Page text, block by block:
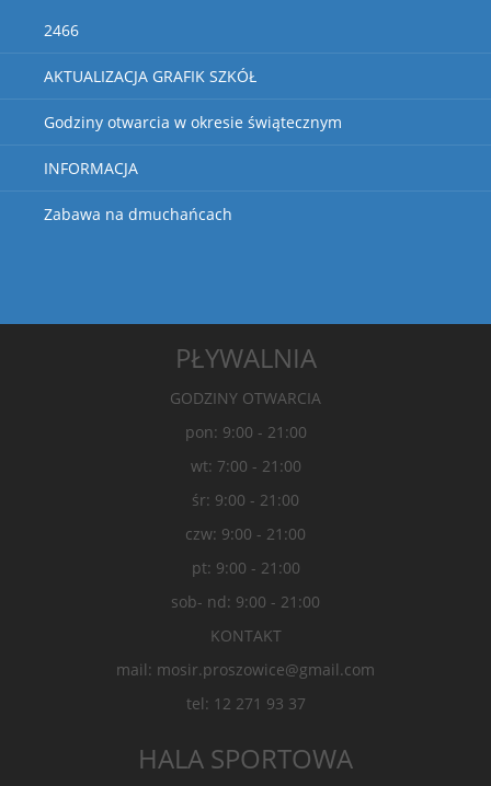
2466
AKTUALIZACJA GRAFIK SZKÓŁ
Godziny otwarcia w okresie świątecznym
INFORMACJA
Zabawa na dmuchańcach
PŁYWALNIA
GODZINY OTWARCIA
pon: 9:00 - 21:00
wt: 7:00 - 21:00
śr: 9:00 - 21:00
czw: 9:00 - 21:00
pt: 9:00 - 21:00
sob- nd: 9:00 - 21:00
KONTAKT
mail: mosir.proszowice@gmail.com
tel: 12 271 93 37
HALA SPORTOWA